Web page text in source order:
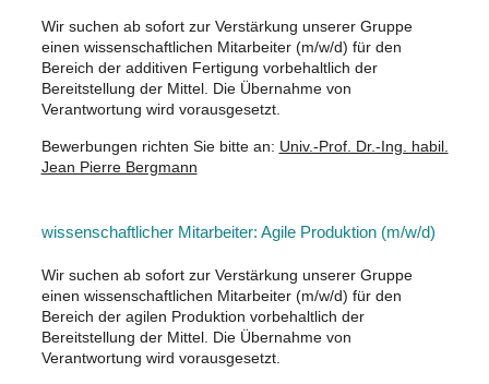
Wir suchen ab sofort zur Verstärkung unserer Gruppe
einen wissenschaftlichen Mitarbeiter (m/w/d) für den
Bereich der additiven Fertigung vorbehaltlich der
Bereitstellung der Mittel. Die Übernahme von
Verantwortung wird vorausgesetzt.
Bewerbungen richten Sie bitte an: Univ.-Prof. Dr.-Ing. habil.
Jean Pierre Bergmann
wissenschaftlicher Mitarbeiter: Agile Produktion (m/w/d)
Wir suchen ab sofort zur Verstärkung unserer Gruppe
einen wissenschaftlichen Mitarbeiter (m/w/d) für den
Bereich der agilen Produktion vorbehaltlich der
Bereitstellung der Mittel. Die Übernahme von
Verantwortung wird vorausgesetzt.